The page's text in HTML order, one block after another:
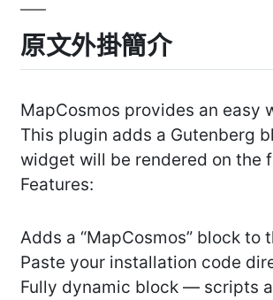
原文外掛簡介
MapCosmos provides an easy
This plugin adds a Gutenberg
widget will be rendered on the
Features:
Adds a “MapCosmos” block to
Paste your installation code
Fully dynamic block — scripts